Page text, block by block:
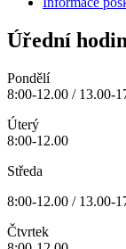
Úřední
Pondělí
8:00-12.00 / 13.00-
Úterý
8:00-12.00
Středa
8:00-12.00 / 13.00-
Čtvrtek